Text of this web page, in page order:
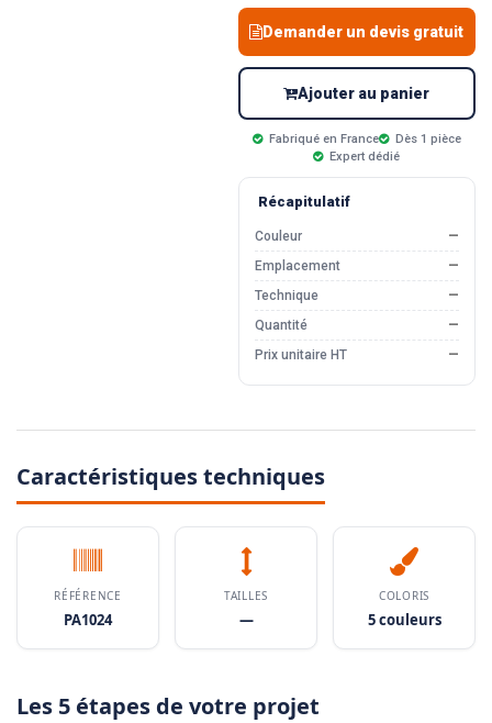
Demander un devis gratuit
Ajouter au panier
Fabriqué en France
Dès 1 pièce
Expert dédié
Récapitulatif
Couleur
—
Emplacement
—
Technique
—
Quantité
—
Prix unitaire HT
—
Caractéristiques techniques
RÉFÉRENCE
PA1024
TAILLES
—
COLORIS
5 couleurs
Les 5 étapes de votre projet